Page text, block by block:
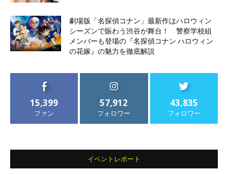
劇場版「名探偵コナン」最新作はハロウィン
シーズンで賑わう渋谷が舞台！ 警察学校組
メンバーも登場の『名探偵コナン ハロウィン
の花嫁』の魅力を徹底解説
15,399
ファン
57,912
フォロワー
43,835
フォロワー
イベントレポート